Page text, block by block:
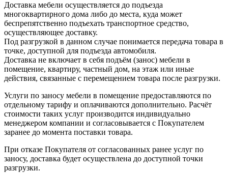
Доставка мебели осуществляется до подъезда
многоквартирного дома либо до места, куда может
беспрепятственно подъехать транспортное средство,
осуществляющее доставку.
Под разгрузкой в данном случае понимается передача товара в
точке, доступной для подъезда автомобиля.
Доставка не включает в себя подъём (занос) мебели в
помещение, квартиру, частный дом, на этаж или иные
действия, связанные с перемещением товара после разгрузки.
Услуги по заносу мебели в помещение предоставляются по
отдельному тарифу и оплачиваются дополнительно. Расчёт
стоимости таких услуг производится индивидуально
менеджером компании и согласовывается с Покупателем
заранее до момента поставки товара.
При отказе Покупателя от согласованных ранее услуг по
заносу, доставка будет осуществлена до доступной точки
разгрузки.